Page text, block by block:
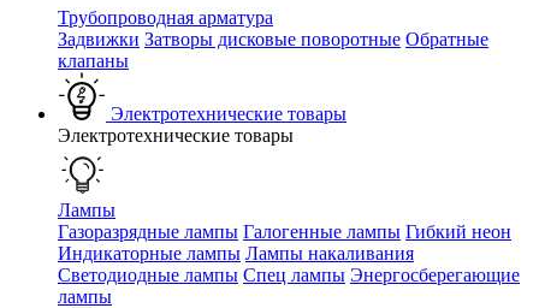
Трубопроводная арматура
Задвижки Затворы дисковые поворотные Обратные
клапаны
Электротехнические товары
Электротехнические товары
Лампы
Газоразрядные лампы Галогенные лампы Гибкий неон
Индикаторные лампы Лампы накаливания
Светодиодные лампы Спец лампы Энергосберегающие
лампы